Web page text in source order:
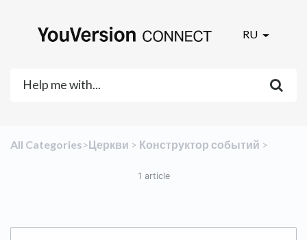
RU
All Categories​>​​Церкви ​ > ​ ​Конструктор событий ​ > ​
1 article